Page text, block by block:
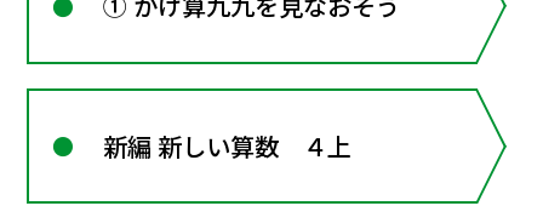
新編 新しい算数 ４上